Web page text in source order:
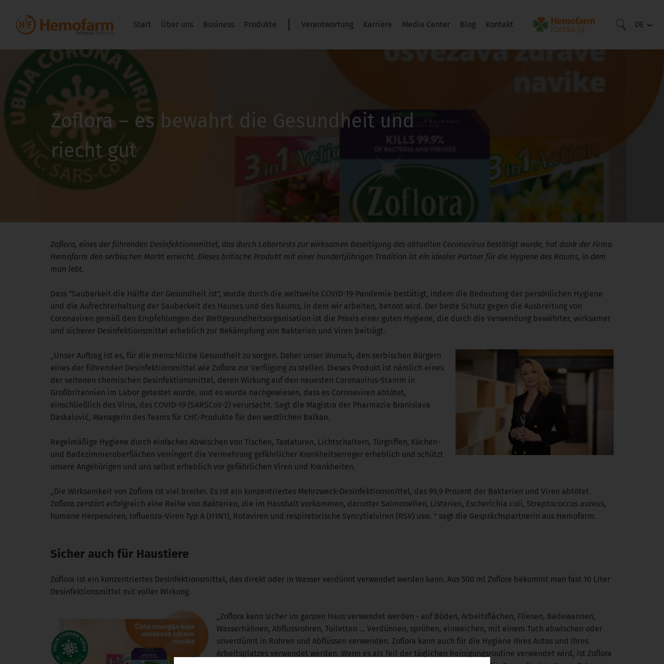
Start Über uns Business Produkte Verantwortung Karriere Media Center Blog Kontakt DE
Zoflora – es bewahrt die Gesundheit und
riecht gut
Zoflora, eines der führenden Desinfektionsmittel, das durch Labortests zur wirksamen Beseitigung des aktuellen Coronavirus bestätigt wurde, hat dank der Firma
Hemofarm den serbischen Markt erreicht. Dieses britische Produkt mit einer hundertjährigen Tradition ist ein idealer Partner für die Hygiene des Raums, in dem
man lebt.
Dass "Sauberkeit die Hälfte der Gesundheit ist", wurde durch die weltweite COVID-19-Pandemie bestätigt, indem die Bedeutung der persönlichen Hygiene
und die Aufrechterhaltung der Sauberkeit des Hauses und des Raums, in dem wir arbeiten, betont wird. Der beste Schutz gegen die Ausbreitung von
Coronaviren gemäß den Empfehlungen der Weltgesundheitsorganisation ist die Praxis einer guten Hygiene, die durch die Verwendung bewährter, wirksamer
und sicherer Desinfektionsmittel erheblich zur Bekämpfung von Bakterien und Viren beiträgt.
„Unser Auftrag ist es, für die menschliche Gesundheit zu sorgen. Daher unser Wunsch, den serbischen Bürgern
eines der führenden Desinfektionsmittel wie Zoflora zur Verfügung zu stellen. Dieses Produkt ist nämlich eines
der seltenen chemischen Desinfektionsmittel, deren Wirkung auf den neuesten Coronavirus-Stamm in
Großbritannien im Labor getestet wurde, und es wurde nachgewiesen, dass es Coronaviren abtötet,
einschließlich des Virus, das COVID-19 (SARSCoV-2) verursacht. Sagt die Magistra der Pharmazie Branislava
Daskalović, Managerin des Teams für CHC-Produkte für den westlichen Balkan.
Regelmäßige Hygiene durch einfaches Abwischen von Tischen, Tastaturen, Lichtschaltern, Türgriffen, Küchen-
und Badezimmeroberflächen verringert die Vermehrung gefährlicher Krankheitserreger erheblich und schützt
unsere Angehörigen und uns selbst erheblich vor gefährlichen Viren und Krankheiten.
„Die Wirksamkeit von Zoflora ist viel breiter. Es ist ein konzentriertes Mehrzweck-Desinfektionsmittel, das 99,9 Prozent der Bakterien und Viren abtötet.
Zoflora zerstört erfolgreich eine Reihe von Bakterien, die im Haushalt vorkommen, darunter Salmonellen, Listerien, Escherichia coli, Streptococcus aureus,
humane Herpesviren, Influenza-Viren Typ A (H1N1), Rotaviren und respiratorische Syncytialviren (RSV) usw. " sagt die Gesprächspartnerin aus Hemofarm.
Sicher auch für Haustiere
Zoflora ist ein konzentriertes Desinfektionsmittel, das direkt oder in Wasser verdünnt verwendet werden kann. Aus 500 ml Zoflora bekommt man fast 10 Liter
Desinfektionsmittel mit voller Wirkung.
„Zoflora kann sicher im ganzen Haus verwendet werden - auf Böden, Arbeitsflächen, Fliesen, Badewannen,
Wasserhähnen, Abflussrohren, Toiletten … Verdünnen, sprühen, einweichen, mit einem Tuch abwischen oder
unverdünnt in Rohren und Abflüssen verwenden. Zoflora kann auch für die Hygiene Ihres Autos und Ihres
Arbeitsplatzes verwendet werden. Wenn es als Teil der täglichen Reinigungsroutine verwendet wird, ist Zoflora